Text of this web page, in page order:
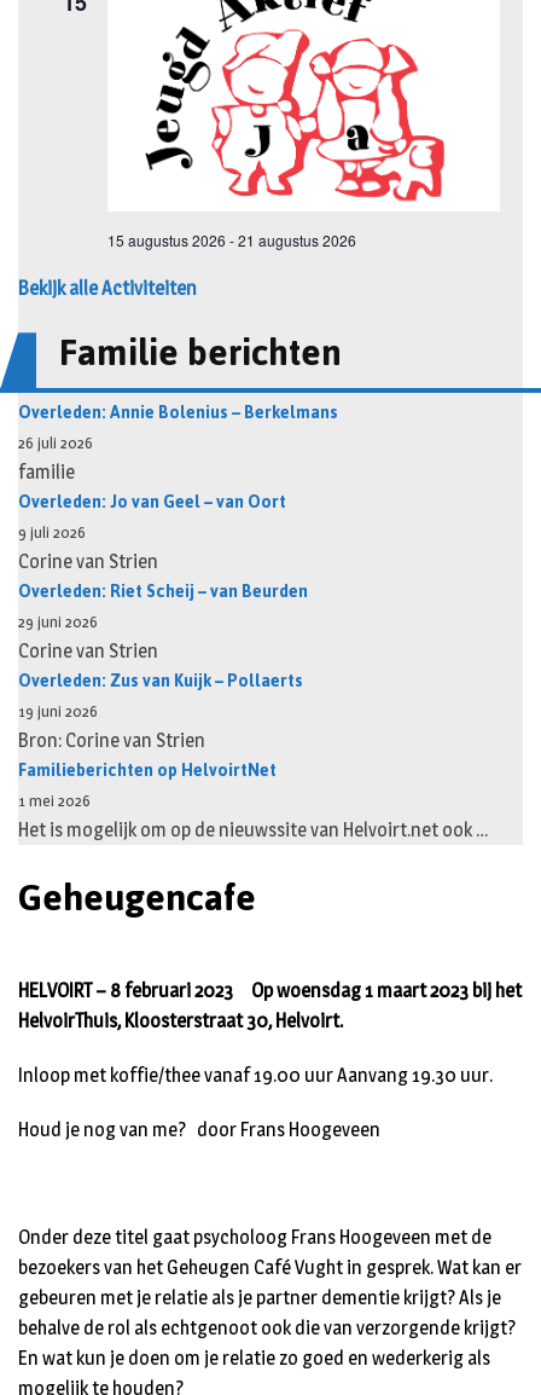
Bekijk alle Activiteiten
Familie berichten
Overleden: Annie Bolenius – Berkelmans
26 juli 2026
familie
Overleden: Jo van Geel – van Oort
9 juli 2026
Corine van Strien
Overleden: Riet Scheij – van Beurden
29 juni 2026
Corine van Strien
Overleden: Zus van Kuijk – Pollaerts
19 juni 2026
Bron: Corine van Strien
Familieberichten op HelvoirtNet
1 mei 2026
Het is mogelijk om op de nieuwssite van Helvoirt.net ook …
Geheugencafe
HELVOIRT – 8 februari 2023 Op woensdag 1 maart 2023 bij het
HelvoirThuis, Kloosterstraat 30, Helvoirt.
Inloop met koffie/thee vanaf 19.00 uur Aanvang 19.30 uur.
Houd je nog van me? door Frans Hoogeveen
Onder deze titel gaat psycholoog Frans Hoogeveen met de
bezoekers van het Geheugen Café Vught in gesprek. Wat kan er
gebeuren met je relatie als je partner dementie krijgt? Als je
behalve de rol als echtgenoot ook die van verzorgende krijgt?
En wat kun je doen om je relatie zo goed en wederkerig als
mogelijk te houden?